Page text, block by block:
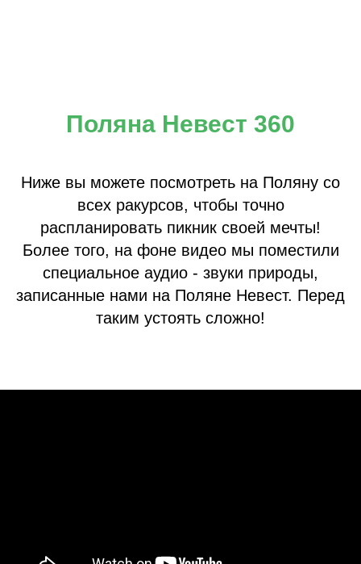
Поляна Невест 360
Ниже вы можете посмотреть на Поляну со
всех ракурсов, чтобы точно
распланировать пикник своей мечты!
Более того, на фоне видео мы поместили
специальное аудио - звуки природы,
записанные нами на Поляне Невест. Перед
таким устоять сложно!